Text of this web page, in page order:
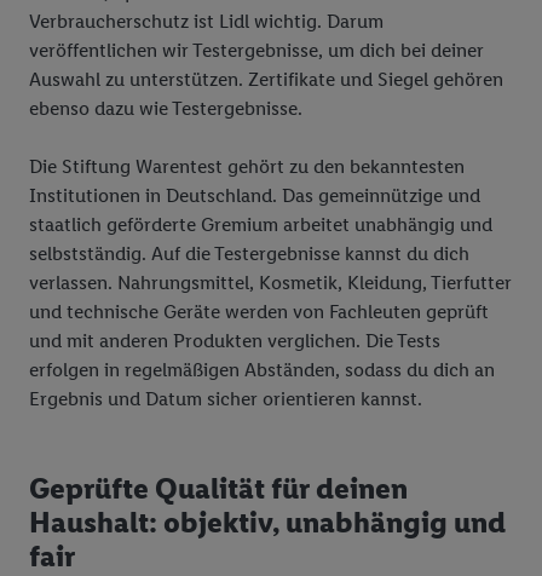
Verbraucherschutz ist Lidl wichtig. Darum
veröffentlichen wir Testergebnisse, um dich bei deiner
Auswahl zu unterstützen. Zertifikate und Siegel gehören
ebenso dazu wie Testergebnisse.
Die Stiftung Warentest gehört zu den bekanntesten
Institutionen in Deutschland. Das gemeinnützige und
staatlich geförderte Gremium arbeitet unabhängig und
selbstständig. Auf die Testergebnisse kannst du dich
verlassen. Nahrungsmittel, Kosmetik, Kleidung, Tierfutter
und technische Geräte werden von Fachleuten geprüft
und mit anderen Produkten verglichen. Die Tests
erfolgen in regelmäßigen Abständen, sodass du dich an
Ergebnis und Datum sicher orientieren kannst.
Geprüfte Qualität für deinen
Haushalt: objektiv, unabhängig und
fair